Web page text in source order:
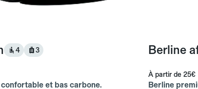
4 3
et bas carbone.
Berline
À partir de 25€
Berline